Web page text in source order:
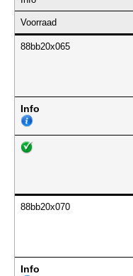
Voorraad
88bb20x065
Info
88bb20x070
Info